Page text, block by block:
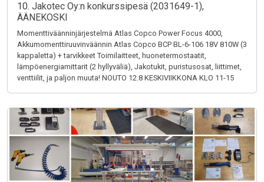
10. Jakotec Oy:n konkurssipesä (2031649-1),
ÄÄNEKOSKI
Momenttiväänninjärjestelmä Atlas Copco Power Focus 4000,
Akkumomenttiruuvinväännin Atlas Copco BCP BL-6-106 18V 810W (3
kappaletta) + tarvikkeet Toimilaitteet, huonetermostaatit,
lämpöenergiamittarit (2 hyllyväliä), Jakotukit, puristusosat, liittimet,
venttiilit, ja paljon muuta! NOUTO 12.8 KESKIVIIKKONA KLO 11-15